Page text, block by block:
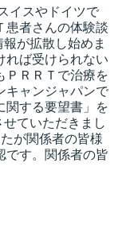
イスやドイツで
患者さんの体験談
が拡散し始めま
れば受けられない
ＰＲＲＴで治療を
キャンジャパンで
関する要望書」を
ていただきまし
が関係者の皆様
す。 関係者の皆